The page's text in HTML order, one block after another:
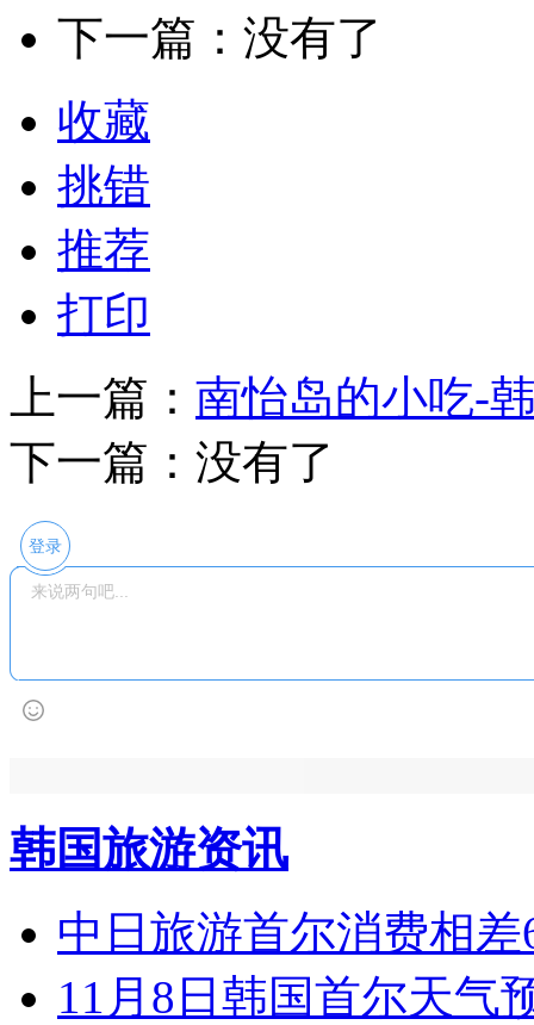
下一篇：没有了
收藏
挑错
推荐
打印
上一篇： 南怡岛的小吃-
下一篇：没有了
登录
韩国旅游资讯
中日旅游首尔消费相
11月8日韩国首尔天气